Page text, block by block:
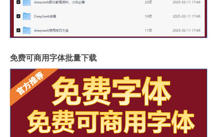
免费可商用字体批量下载